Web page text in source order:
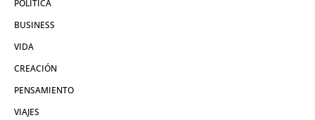
POLÍTICA
BUSINESS
VIDA
CREACIÓN
PENSAMIENTO
VIAJES